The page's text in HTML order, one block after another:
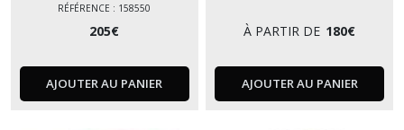
RÉFÉRENCE : 158550
205€
AJOUTER AU PANIER
À PARTIR DE 180€
AJOUTER AU PANIER